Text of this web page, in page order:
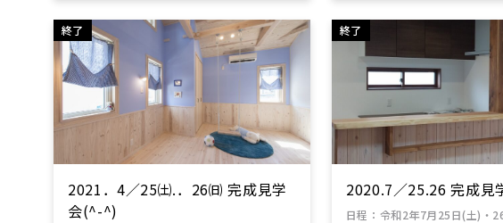
終了
2021．4／25㈯.．26㈰ 完成見学
会(^-^)
終了
2020.7／25.26 完成
日程 ： 令和2年7月25日(土)・